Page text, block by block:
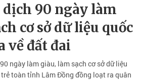
90 ngày làm
cơ sở dữ liệu quốc
về đất đai
ngày làm giàu, làm sạch cơ sở dữ liệu
toàn tỉnh Lâm Đồng đồng loạt ra quân